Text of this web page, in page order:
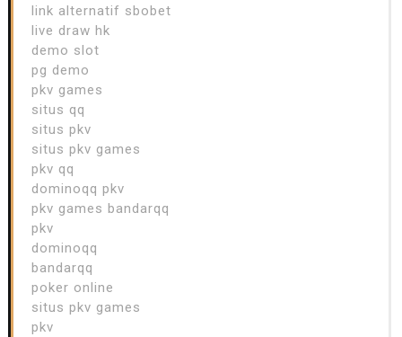
link alternatif sbobet
live draw hk
demo slot
pg demo
pkv games
situs qq
situs pkv
situs pkv games
pkv qq
dominoqq pkv
pkv games bandarqq
pkv
dominoqq
bandarqq
poker online
situs pkv games
pkv